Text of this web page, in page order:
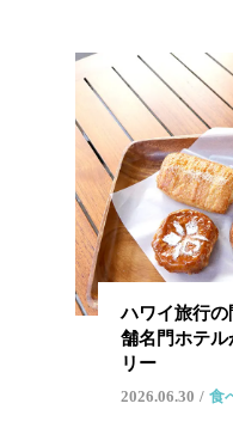
ハワイ旅行
舗名門ホテ
リー
2026.06.30 食